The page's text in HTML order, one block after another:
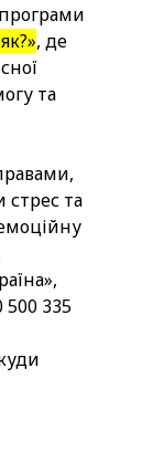
програми
, де
та
та
500 335